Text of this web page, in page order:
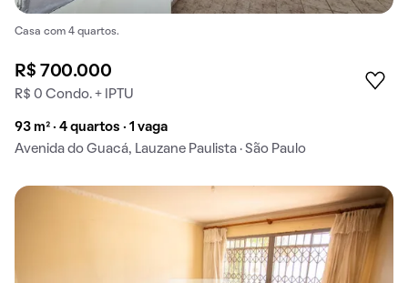
Casa com 4 quartos.
R$ 700.000
R$ 0 Condo. + IPTU
93 m² · 4 quartos · 1 vaga
Avenida do Guacá, Lauzane Paulista · São Paulo